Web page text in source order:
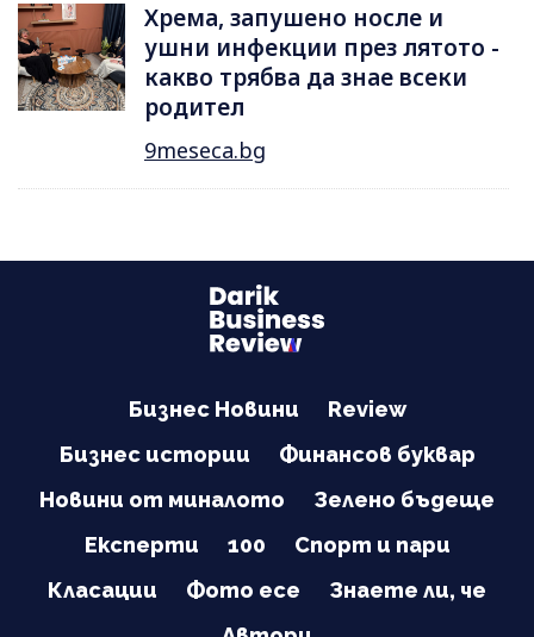
Хрема, запушено носле и
ушни инфекции през лятотo -
какво трябва да знае всеки
родител
9meseca.bg
Бизнес Новини
Review
Бизнес истории
Финансов буквар
Новини от миналото
Зелено бъдеще
Експерти
100
Спорт и пари
Класации
Фото есе
Знаете ли, че